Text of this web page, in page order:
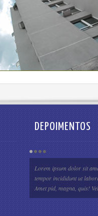
DEPOIMENTOS
Lorem ipsum dolor sit
tempor incididunt ut
Amet pid, magna, quis!